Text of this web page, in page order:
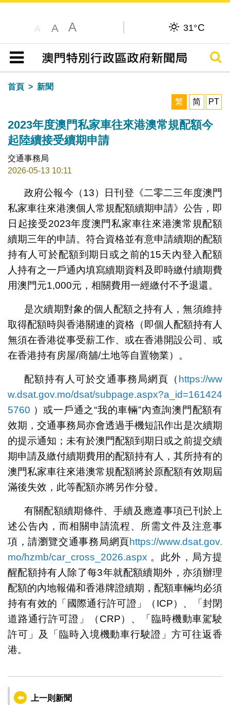
A A A 31°C
目錄
搜尋
首頁
新聞
繁
简 PT
2023年度澳門私家車往來港澳常規配額今
起陸續接受續期申請
交通事務局
2026-05-13 10:11
政府公報今（13）日刊登《二零二三年度澳門
私家車往來港澳個人常規配額續期申請》公告，即
日起接受2023年度澳門私家車往來港澳常規配額
續期三年的申請。符合資格並有意申請續期的配額
持有人可於配額到期日或之前的15天內登入配額
人持有之一戶通內填寫續期資料及即時繳付續期費
用澳門元1,000元，相關費用一經繳付不予退還。
是次續期對象的個人配額之持有人，無須維持
取得配額時與香港關連的資格（即個人配額持有人
無須在香港從事受薪工作、或在香港開設公司、或
在香港持有房屋/商舖/土地等自置物業）。
配額持有人可於交通事務局網頁（ https://ww
w.dsat.gov.mo/dsat/subpage.aspx?a_id=161424
5760 ）或一戶通之“我的車輛”內查詢澳門配額有
效期，交通事務局亦會透過手機短訊作出是次續期
的提示通知；未有於澳門配額到期日或之前提交續
期申請及繳付續期費用的配額持有人，其所持有的
澳門私家車往來港澳常規配額將於原配額有效期屆
滿後失效，此等配額亦將另作分發。
有關配額續期條件、手續及應遵事項已刊於上
述公告內，而相關申請流程、所需文件及注意事
項，請瀏覽交通事務局網頁https://www.dsat.gov.
mo/hzmb/car_cross_2026.aspx 。此外，局方提
醒配額持有人除了每3年就配額續期外，亦須辦理
配額的內地報備和香港牌證續期，配額車輛均必須
持有有效的「國際通行許可證」（ICP）、「封閉
道路通行許可證」（CRP）、「臨時機動車駕駛
許可」及「臨時入境機動車行駛證」方可往返香
港。
上一則新聞